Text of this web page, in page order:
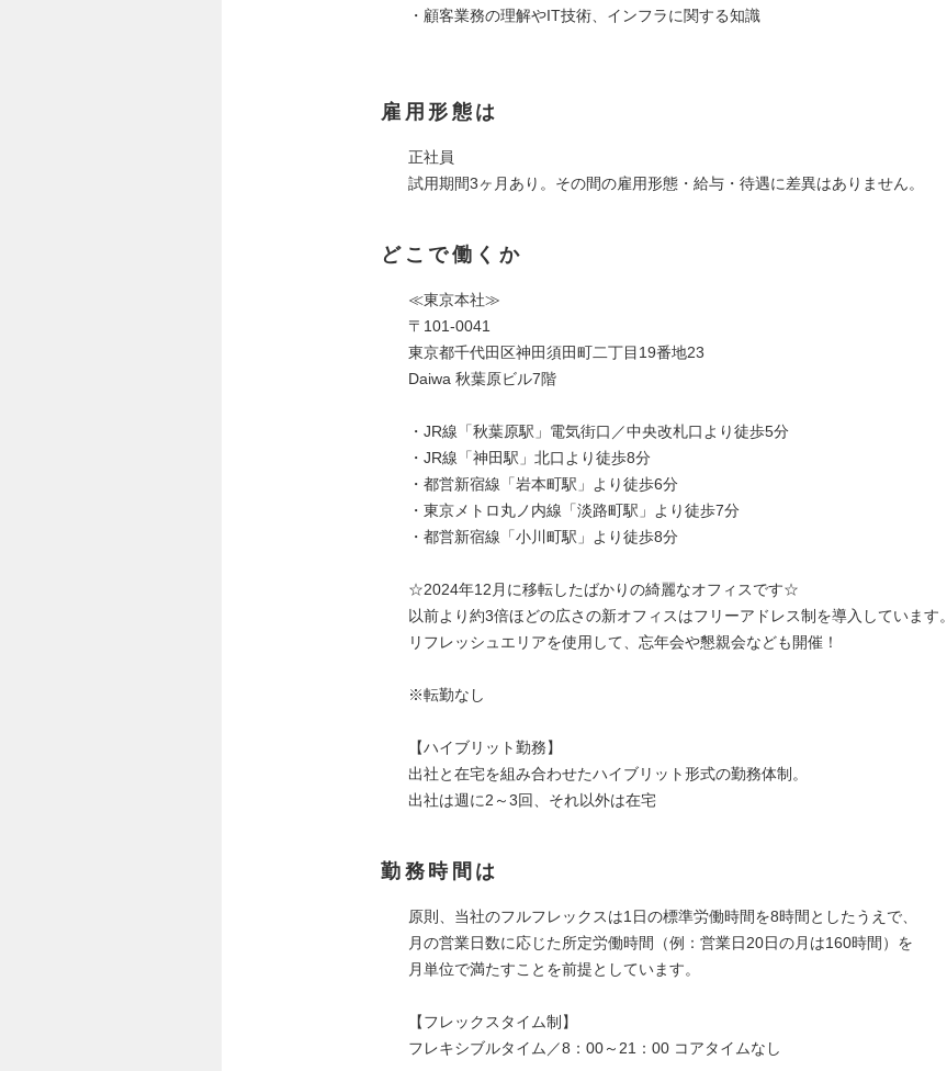
・顧客業務の理解やIT技術、インフラに関する知識
雇用形態は
正社員
試用期間3ヶ月あり。その間の雇用形態・給与・待遇に差異はありません。
どこで働くか
≪東京本社≫
〒101-0041
東京都千代田区神田須田町二丁目19番地23
Daiwa 秋葉原ビル7階
・JR線「秋葉原駅」電気街口／中央改札口より徒歩5分
・JR線「神田駅」北口より徒歩8分
・都営新宿線「岩本町駅」より徒歩6分
・東京メトロ丸ノ内線「淡路町駅」より徒歩7分
・都営新宿線「小川町駅」より徒歩8分
☆2024年12月に移転したばかりの綺麗なオフィスです☆
以前より約3倍ほどの広さの新オフィスはフリーアドレス制を導入しています。
リフレッシュエリアを使用して、忘年会や懇親会なども開催！
※転勤なし
【ハイブリット勤務】
出社と在宅を組み合わせたハイブリット形式の勤務体制。
出社は週に2～3回、それ以外は在宅
勤務時間は
原則、当社のフルフレックスは1日の標準労働時間を8時間としたうえで、
月の営業日数に応じた所定労働時間（例：営業日20日の月は160時間）を
月単位で満たすことを前提としています。
【フレックスタイム制】
フレキシブルタイム／8：00～21：00 コアタイムなし